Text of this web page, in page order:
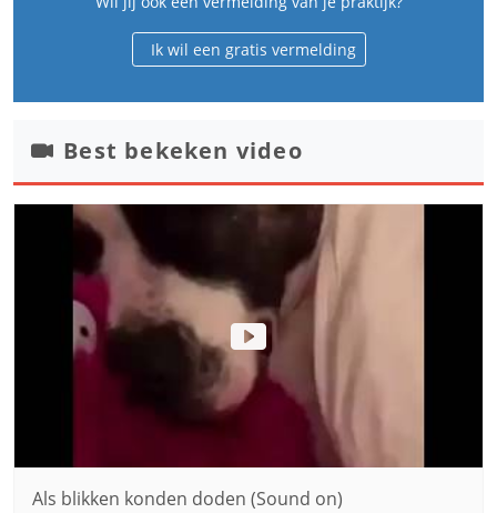
Ik wil een gratis vermelding
Best bekeken video
Als blikken konden doden (Sound on)